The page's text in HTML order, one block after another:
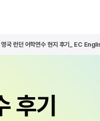
영국 런던 어학연수 현지 후기_ EC
후기